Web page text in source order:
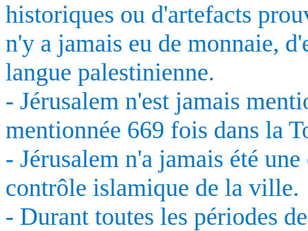
historiques ou d'artefacts
n'y a jamais eu de monnaie,
langue palestinienne.
- Jérusalem n'est jamais
mentionnée 669 fois dans la
- Jérusalem n'a jamais été
contrôle islamique de la ville.
- Durant toutes les périodes